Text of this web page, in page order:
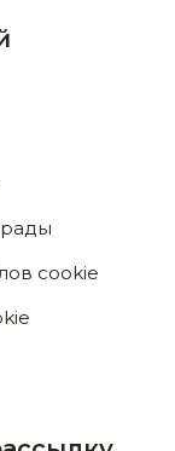
cookie